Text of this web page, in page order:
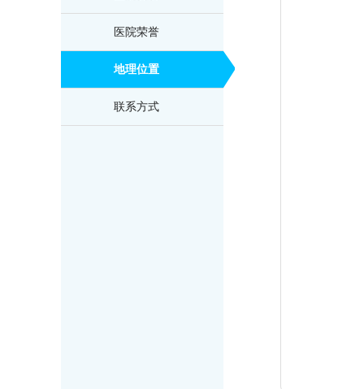
医院荣誉
地理位置
联系方式